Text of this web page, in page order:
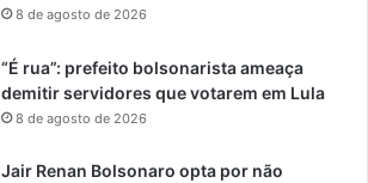
8 de agosto de 2026
“É rua”: prefeito bolsonarista ameaça
demitir servidores que votarem em Lula
8 de agosto de 2026
Jair Renan Bolsonaro opta por não